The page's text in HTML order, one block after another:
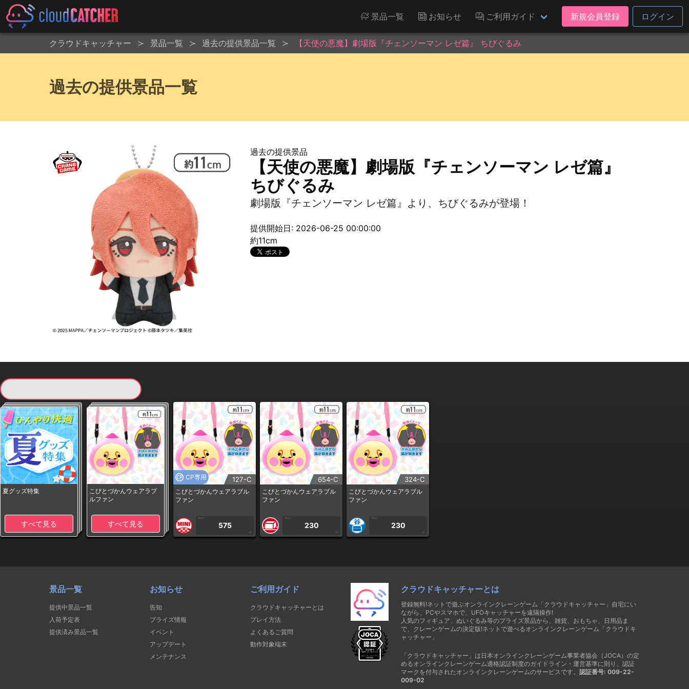
景品一覧 お知らせ ご利用ガイド 新規会員登録 ログイン
クラウドキャッチャー 景品一覧 過去の提供景品一覧 【天使の悪魔】劇場版『チェンソーマン レゼ篇』 ちびぐるみ
過去の提供景品一覧
過去の提供景品
【天使の悪魔】劇場版『チェンソーマン レゼ篇』
ちびぐるみ
劇場版『チェンソーマン レゼ篇』より、ちびぐるみが登場！
提供開始日: 2026-06-25 00:00:00
約11cm
夏グッズ特集
すべて見る
こびとづかんウェアラブ
ルファン
すべて見る
CP専用 127-C
こびとづかんウェアラブル
ファン
1PLAY
575
CP
654-C
こびとづかんウェアラブル
ファン
1PLAY
230
CP
324-C
こびとづかんウェアラブル
ファン
1PLAY
230
CP
景品一覧
提供中景品一覧
入荷予定表
提供済み景品一覧
お知らせ
告知
プライズ情報
イベント
アップデート
メンテナンス
ご利用ガイド
クラウドキャッチャーとは
プレイ方法
よくあるご質問
動作対象端末
クラウドキャッチャーとは
登録無料!ネットで遊ぶオンラインクレーンゲーム「クラウドキャッチャー」自宅にい
ながら、PCやスマホで、UFOキャッチャーを遠隔操作!
人気のフィギュア、ぬいぐるみ等のプライズ景品から、雑貨、おもちゃ、日用品ま
で、クレーンゲームの決定版!ネットで遊べるオンラインクレーンゲーム「クラウドキ
ャッチャー」
「クラウドキャッチャー」は日本オンラインクレーンゲーム事業者協会（JOCA）の定
めるオンラインクレーンゲーム適格認証制度のガイドライン・運営基準に則り、認証
マークを付与されたオンラインクレーンゲームのサービスです。 認証番号: 009-22-
009-02